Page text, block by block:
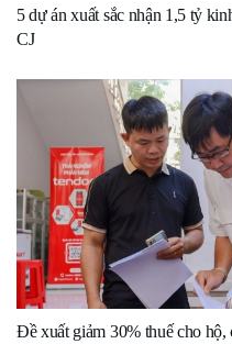
5 dự án xuất sắc nhận 1,5 tỷ
CJ
Đề xuất giảm 30% thuế cho hộ,